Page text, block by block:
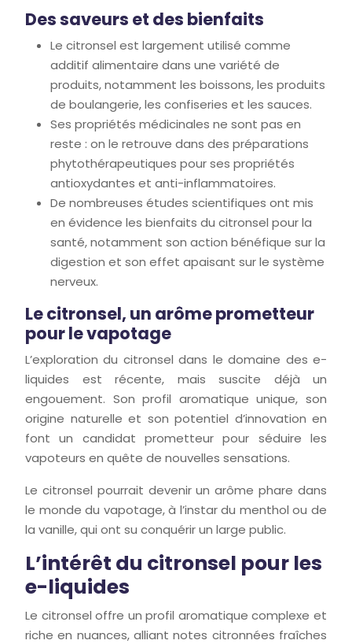
Des saveurs et des bienfaits
Le citronsel est largement utilisé comme
additif alimentaire dans une variété de
produits, notamment les boissons, les produits
de boulangerie, les confiseries et les sauces.
Ses propriétés médicinales ne sont pas en
reste : on le retrouve dans des préparations
phytothérapeutiques pour ses propriétés
antioxydantes et anti-inflammatoires.
De nombreuses études scientifiques ont mis
en évidence les bienfaits du citronsel pour la
santé, notamment son action bénéfique sur la
digestion et son effet apaisant sur le système
nerveux.
Le citronsel, un arôme prometteur
pour le vapotage
L’exploration du citronsel dans le domaine des e-
liquides est récente, mais suscite déjà un
engouement. Son profil aromatique unique, son
origine naturelle et son potentiel d’innovation en
font un candidat prometteur pour séduire les
vapoteurs en quête de nouvelles sensations.
Le citronsel pourrait devenir un arôme phare dans
le monde du vapotage, à l’instar du menthol ou de
la vanille, qui ont su conquérir un large public.
L’intérêt du citronsel pour les
e-liquides
Le citronsel offre un profil aromatique complexe et
riche en nuances, alliant notes citronnées fraîches